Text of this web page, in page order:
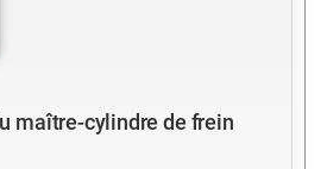
maître-cylindre de frein